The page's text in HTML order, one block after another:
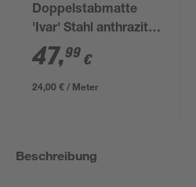
Doppelstabmatte
'Ivar' Stahl anthrazit
200 x 123 cm
47,99 €
24,00 € / Meter
Beschreibung